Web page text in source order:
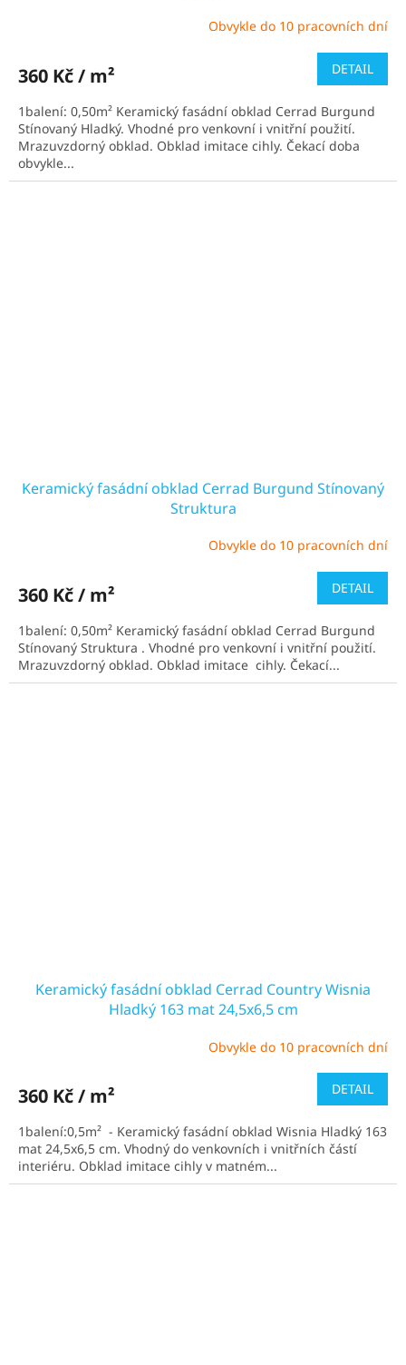
je
z
5
hvězdiček.
Obvykle do 10 pracovních dní
360 Kč / m² DETAIL
1balení: 0,50m² Keramický fasádní obklad Cerrad Burgund
Stínovaný Hladký. Vhodné pro venkovní i vnitřní použití.
Mrazuvzdorný obklad. Obklad imitace cihly. Čekací doba
obvykle...
Keramický fasádní obklad Cerrad Burgund Stínovaný
Struktura
je
z
5
hvězdiček.
Obvykle do 10 pracovních dní
360 Kč / m² DETAIL
1balení: 0,50m² Keramický fasádní obklad Cerrad Burgund
Stínovaný Struktura . Vhodné pro venkovní i vnitřní použití.
Mrazuvzdorný obklad. Obklad imitace cihly. Čekací...
Keramický fasádní obklad Cerrad Country Wisnia
Hladký 163 mat 24,5x6,5 cm
Obvykle do 10 pracovních dní
360 Kč / m² DETAIL
1balení:0,5m² - Keramický fasádní obklad Wisnia Hladký 163
mat 24,5x6,5 cm. Vhodný do venkovních i vnitřních částí
interiéru. Obklad imitace cihly v matném...